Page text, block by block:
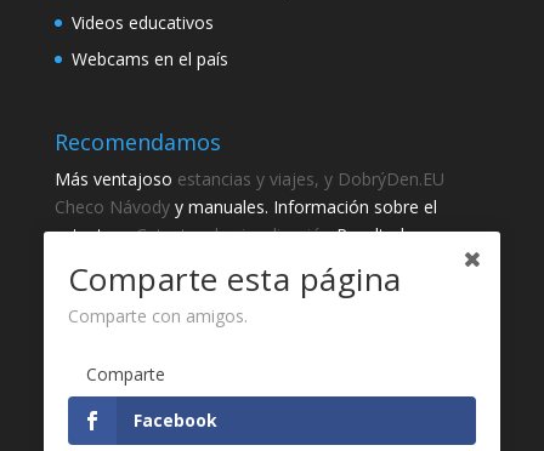
Videos educativos
Webcams en el país
Recomendamos
Más ventajoso estancias y viajes, y DobrýDen.EU
Checo Návodyy manuales. Información sobre el
catastro -Catastro de visualizaciónResultados
Cómo registrarse pararecibos
Gracias
Fotografie zPixabay
Desarrollo de sitio web - Jan Brokeš, Brofi.eu
Comparte esta página
Comparte con amigos.
Comparte
Facebook